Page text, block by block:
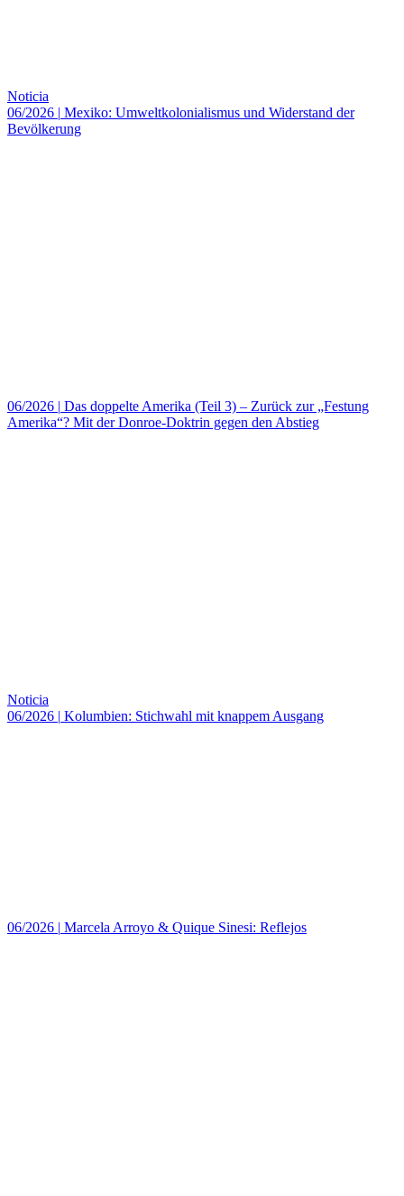
Noticia
06/2026 | Mexiko: Umweltkolonialismus und Widerstand der
Bevölkerung
06/2026 | Das doppelte Amerika (Teil 3) – Zurück zur „Festung
Amerika“? Mit der Donroe-Doktrin gegen den Abstieg
Noticia
06/2026 | Kolumbien: Stichwahl mit knappem Ausgang
06/2026 | Marcela Arroyo & Quique Sinesi: Reflejos